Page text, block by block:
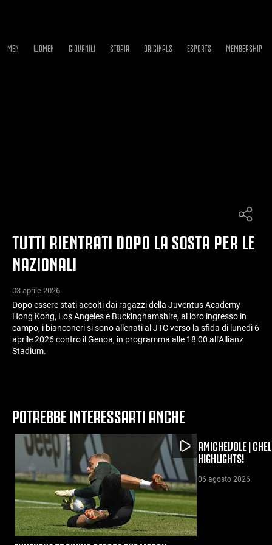
MEN WOMEN GIOVANILI STORIA ORIGINALS ESPORTS MEMBERSHIP
TUTTI RIENTRATI DOPO LA SOSTA PER LE
NAZIONALI
03 aprile 2026
Dopo essere stati accolti dai ragazzi della Juventus Academy
Hong Kong, Los Angeles e Buckinghamshire, al loro ingresso in
campo, i bianconeri si sono allenati al JTC verso la sfida di lunedì 6
aprile 2026 contro il Genoa, in programma alle 18:00 all'Allianz
Stadium.
POTREBBE INTERESSARTI ANCHE
AMICHEVOLE |
HIGHLIGHTS!
06 agosto 2026